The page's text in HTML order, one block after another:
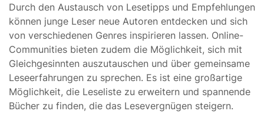
Durch den Austausch von Lesetipps und Empfehlungen
können junge Leser neue Autoren entdecken und sich
von verschiedenen Genres inspirieren lassen. Online-
Communities bieten zudem die Möglichkeit, sich mit
Gleichgesinnten auszutauschen und über gemeinsame
Leseerfahrungen zu sprechen. Es ist eine großartige
Möglichkeit, die Leseliste zu erweitern und spannende
Bücher zu finden, die das Lesevergnügen steigern.